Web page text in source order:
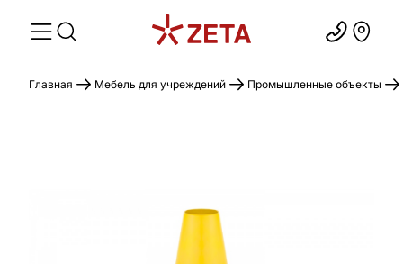
Главная Мебель для учреждений Промышленные объекты